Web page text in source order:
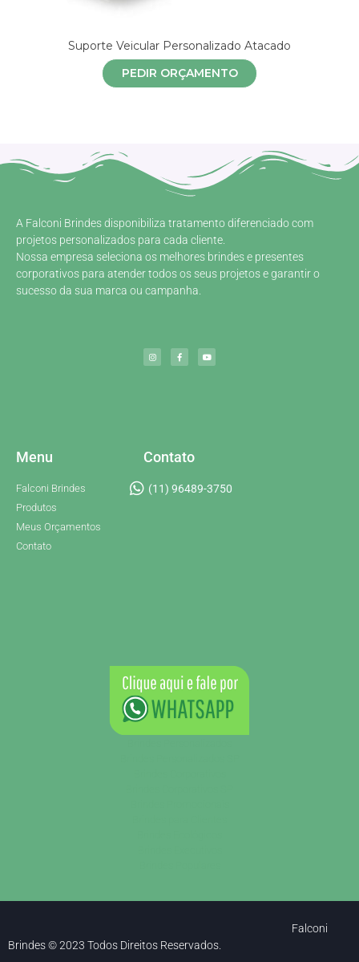
Suporte Veicular Personalizado Atacado
PEDIR ORÇAMENTO
A Falconi Brindes disponibiliza tratamento diferenciado com
projetos personalizados para cada cliente.
Nossa empresa seleciona os melhores brindes e presentes
corporativos para atender todos os seus projetos e garantir o
sucesso da sua marca ou campanha.
Menu
Falconi Brindes
Produtos
Meus Orçamentos
Contato
Contato
(11) 96489-3750
Falconi
Brindes © 2023 Todos Direitos Reservados.